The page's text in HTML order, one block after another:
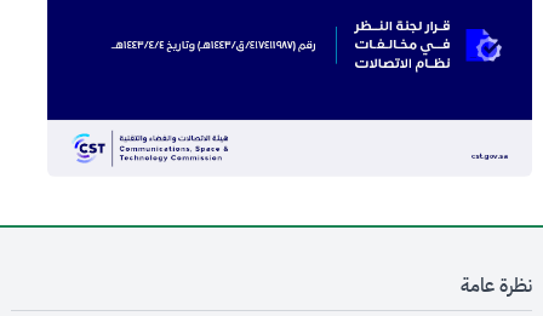
نظرة عامة